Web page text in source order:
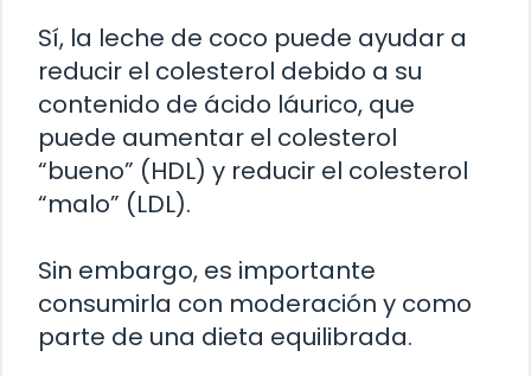
Sí, la leche de coco puede ayudar a
reducir el colesterol debido a su
contenido de ácido láurico, que
puede aumentar el colesterol
“bueno” (HDL) y reducir el colesterol
“malo” (LDL).
Sin embargo, es importante
consumirla con moderación y como
parte de una dieta equilibrada.